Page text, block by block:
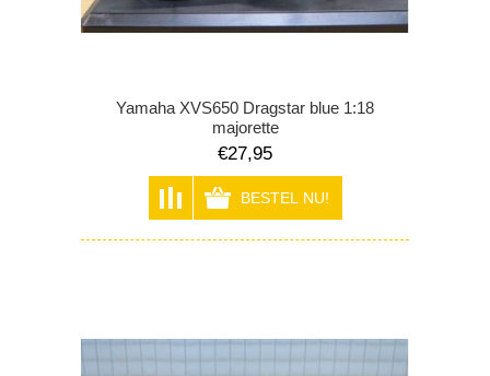
Yamaha XVS650 Dragstar blue 1:18
majorette
€27,95